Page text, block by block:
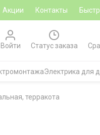
Акции Контакты
Войти
Статус заказа
Электрика для
терракота